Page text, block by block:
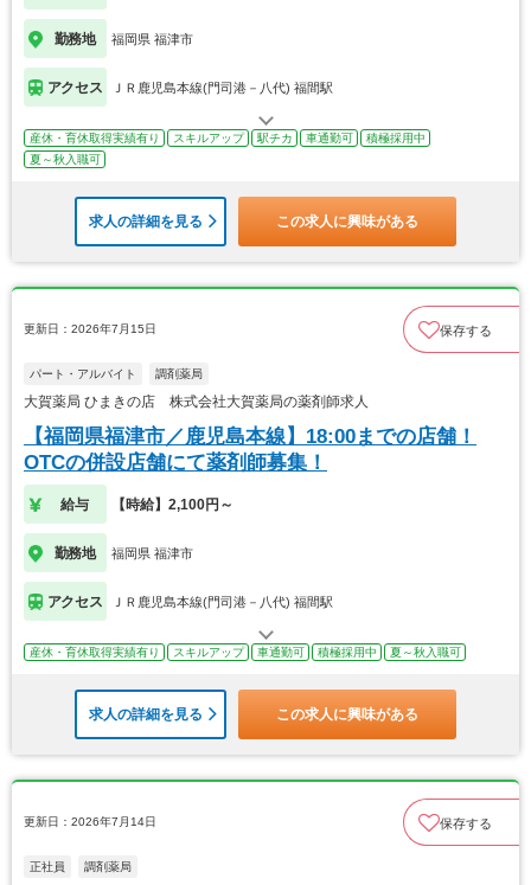
勤務地 福岡県 福津市
アクセス ＪＲ鹿児島本線(門司港－八代) 福間駅
産休・育休取得実績有り スキルアップ 駅チカ 車通勤可
積極採用中
夏～秋入職可
求人の詳細を見る この求人に興味がある
更新日：2026年7月15日 保存する
パート・アルバイト 調剤薬局
大賀薬局 ひまきの店 株式会社大賀薬局の薬剤師求人
【福岡県福津市／鹿児島本線】18:00までの店舗！
OTCの併設店舗にて薬剤師募集！
給与 【時給】2,100円～
勤務地 福岡県 福津市
アクセス ＪＲ鹿児島本線(門司港－八代) 福間駅
産休・育休取得実績有り スキルアップ 車通勤可 積極採用中 夏～秋入職可
求人の詳細を見る この求人に興味がある
更新日：2026年7月14日 保存する
正社員 調剤薬局